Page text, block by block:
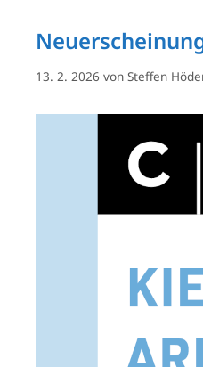
13. 2. 2026 von Steffen